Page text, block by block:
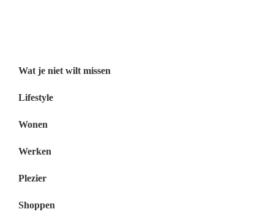
Wat je niet wilt missen
Lifestyle
Wonen
Werken
Plezier
Shoppen